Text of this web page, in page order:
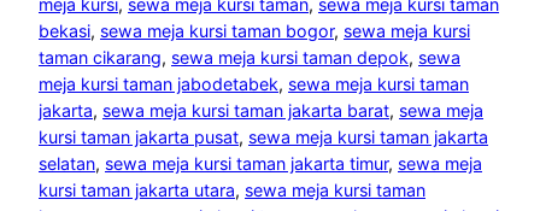
meja kursi, sewa meja kursi taman, sewa meja kursi taman
bekasi, sewa meja kursi taman bogor, sewa meja kursi
taman cikarang, sewa meja kursi taman depok, sewa
meja kursi taman jabodetabek, sewa meja kursi taman
jakarta, sewa meja kursi taman jakarta barat, sewa meja
kursi taman jakarta pusat, sewa meja kursi taman jakarta
selatan, sewa meja kursi taman jakarta timur, sewa meja
kursi taman jakarta utara, sewa meja kursi taman